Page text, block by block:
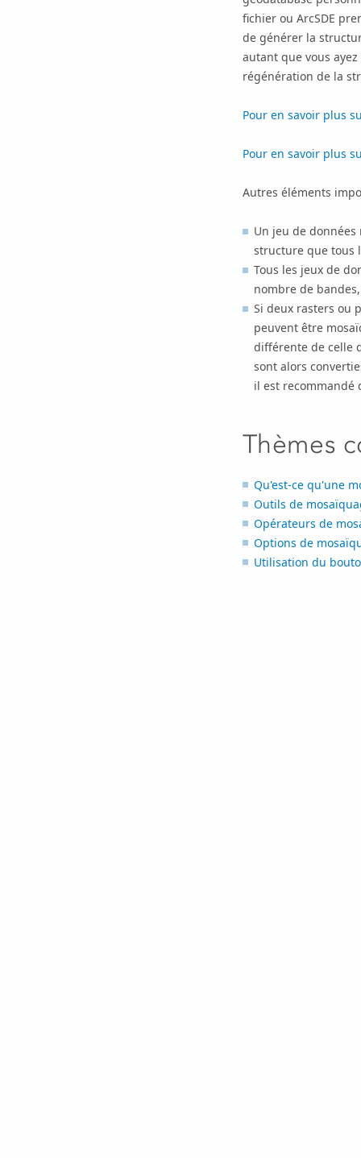
fichier ou ArcSDE
de générer la
autant que vous
régénération de la
Pour en savoir plus
Pour en savoir plus
Autres éléments
Un jeu de
structure que tous
Tous les jeux de
nombre de
Si deux rasters ou
peuvent être
différente de celle
sont alors
il est recommandé
Thèmes
Qu'est-ce qu'une
Outils de
Opérateurs de
Options de
Utilisation du